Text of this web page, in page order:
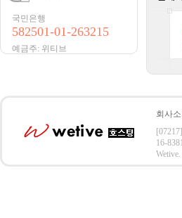
국민은행
582501-01-263215
예금주: 위티브
회사소
16-